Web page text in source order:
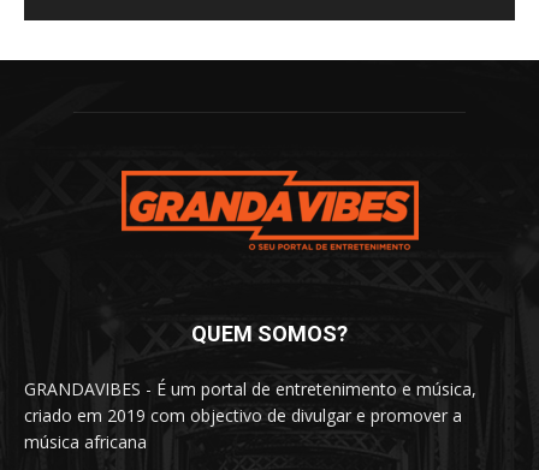
QUEM SOMOS?
GRANDAVIBES - É um portal de entretenimento e música,
criado em 2019 com objectivo de divulgar e promover a
música africana